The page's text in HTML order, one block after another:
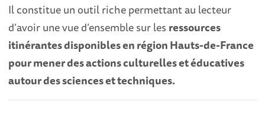
Il constitue un outil riche permettant au lecteur
d’avoir une vue d’ensemble sur les ressources
itinérantes disponibles en région Hauts-de-France
pour mener des actions culturelles et éducatives
autour des sciences et techniques.